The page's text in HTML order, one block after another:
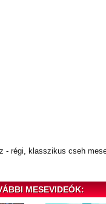
- régi, klasszikus cseh
MESEVIDEÓK: